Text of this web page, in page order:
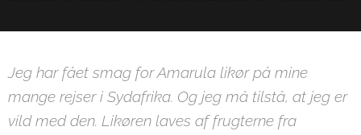
Jeg har fået smag for Amarula likør på mine
mange rejser i Sydafrika. Og jeg må tilstå, at jeg er
vild med den. Likøren laves af frugterne fra